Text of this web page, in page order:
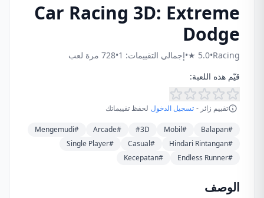
Car Racing 3D: Extreme
Dodge
Racing
•
5.0 ★
•إجمالي التقييمات: 1 •728 مرة لعب
قيّم هذه اللعبة:
تقييم زائر - تسجيل الدخول لحفظ تقييماتك
#Balapan
#Mobil
#3D
#Arcade
#Mengemudi
#Hindari Rintangan
#Casual
#Single Player
#Endless Runner
#Kecepatan
الوصف